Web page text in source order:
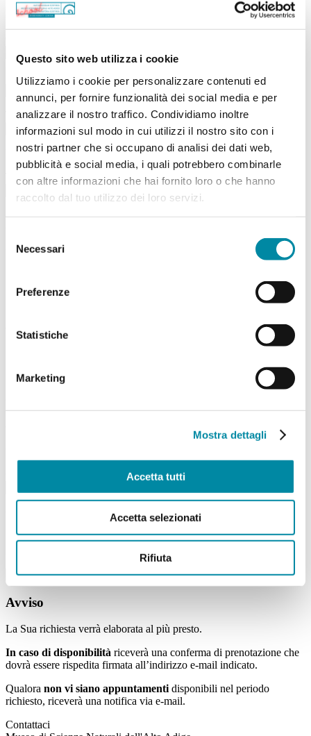
Questo sito web utilizza i cookie
Utilizziamo i cookie per personalizzare contenuti ed
annunci, per fornire funzionalità dei social media e per
analizzare il nostro traffico. Condividiamo inoltre
informazioni sul modo in cui utilizzi il nostro sito con i
nostri partner che si occupano di analisi dei dati web,
pubblicità e social media, i quali potrebbero combinarle
con altre informazioni che hai fornito loro o che hanno
raccolto dal tuo utilizzo dei loro servizi.
delNecessari
Preferenze
Statistiche
Marketing
Mostra dettagli
Accetta tutti
Accetta selezionati
Rifiuta
Località
Numero di studenti
Tipo di scuola*
Visita
Titolo dell’attività didattica desiderata*
Se l’attività è richiesta in L2 specificare la tipologia (Variante A, B o
Vorrei svolgere l’attività richiesta...
Dalle
Campi con * sono obbligatori
Ho letto e compresol’informativae acconsento al trattamento dei
Bitte lasse dieses Feld leer.
Avviso
La Sua richiesta verrà elaborata al più presto.
In caso di disponibilità riceverà una conferma di prenotazione che
dovrà essere rispedita firmata all’indirizzo e-mail indicato.
Qualora non vi siano appuntamenti disponibili nel periodo
richiesto, riceverà una notifica via e-mail.
Contattaci